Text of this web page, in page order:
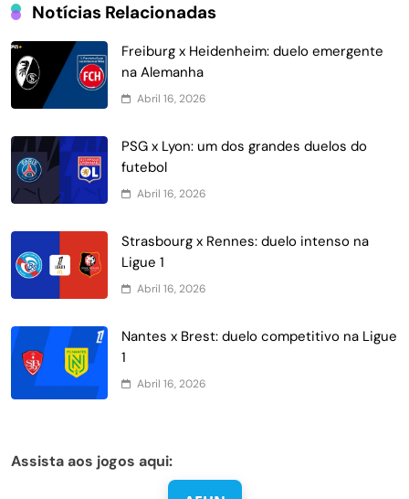
Notícias Relacionadas
Freiburg x Heidenheim: duelo emergente
na Alemanha
Abril 16, 2026
PSG x Lyon: um dos grandes duelos do
futebol
Abril 16, 2026
Strasbourg x Rennes: duelo intenso na
Ligue 1
Abril 16, 2026
Nantes x Brest: duelo competitivo na Ligue
1
Abril 16, 2026
Assista aos jogos aqui: